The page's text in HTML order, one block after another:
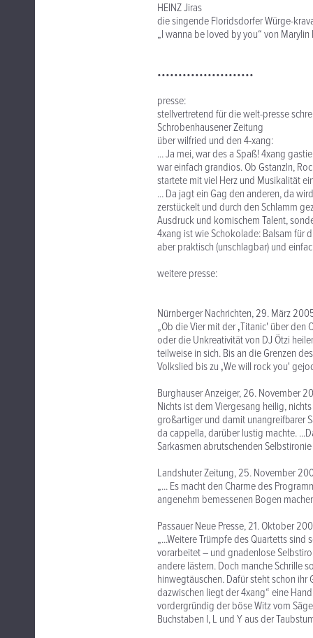
HEINZ Jiras
die singende Floridsdorfer Würge-
„I wanna be loved by you“ von
•••••••••••••••••••••••
presse:
stellvertretend für die welt-presse
Schrobenhausener Zeitung
über wilfried und den 4-xang:
... Ja mei, war des a Spaß! 4xang
war einfach grandios. Ob Gstanzln,
startete mit viel Herz und Musikalität
... Da jagt ein Gag den anderen, da
zerstückelt und durch den Schlamm
Ausdruck und komischem Talent,
4xang ist wie Schokolade: Balsam für
aber praktisch (unschlagbar) und
weitere presse:
Nürnberger Nachrichten, 29. März
„Ob die Vier mit der ‚Titanic' über
oder die Unkreativität von DJ Ötzi
teilweise in sich. Bis an die Grenzen
Volkslied bis zu ‚We will rock you'
Burghauser Anzeiger, 26. November
Nichts ist dem Viergesang heilig,
großartiger und damit unangreifbarer
da cappella, darüber lustig machte.
Sarkasmen abrutschenden
Landshuter Zeitung, 25. November
„... Es macht den Charme des
angenehm bemessenen Bogen
Passauer Neue Presse, 21. Oktober
„...Weitere Trümpfe des Quartetts
vorarbeitet – und gnadenlose
andere lästern. Doch manche Schrille
hinwegtäuschen. Dafür steht schon ihr
dazwischen liegt der 4xang“ eine
vordergründig der böse Witz vom
Buchstaben I, L und Y aus der